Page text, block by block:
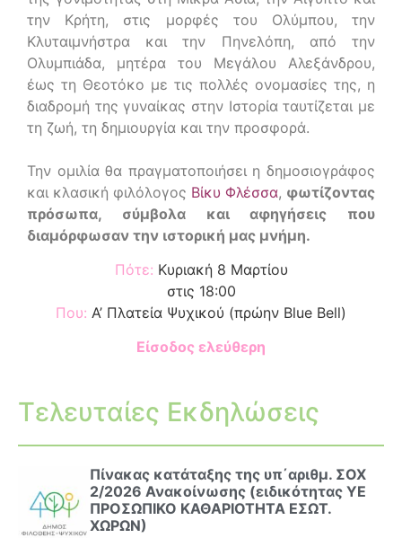
την Κρήτη, στις μορφές του Ολύμπου, την
Κλυταιμνήστρα και την Πηνελόπη, από την
Ολυμπιάδα, μητέρα του Μεγάλου Αλεξάνδρου,
έως τη Θεοτόκο με τις πολλές ονομασίες της, η
διαδρομή της γυναίκας στην Ιστορία ταυτίζεται με
τη ζωή, τη δημιουργία και την προσφορά.
Την ομιλία θα πραγματοποιήσει η δημοσιογράφος
και κλασική φιλόλογος Βίκυ Φλέσσα, φωτίζοντας
πρόσωπα, σύμβολα και αφηγήσεις που
διαμόρφωσαν την ιστορική μας μνήμη.
Πότε: Κυριακή 8 Μαρτίου
στις 18:00
Που: Α’ Πλατεία Ψυχικού (πρώην Blue Bell)
Είσοδος ελεύθερη
Τελευταίες Εκδηλώσεις
Πίνακας κατάταξης της υπ΄αριθμ. ΣΟΧ
2/2026 Ανακοίνωσης (ειδικότητας ΥΕ
ΠΡΟΣΩΠΙΚΟ ΚΑΘΑΡΙΟΤΗΤΑ ΕΣΩΤ.
ΧΩΡΩΝ)